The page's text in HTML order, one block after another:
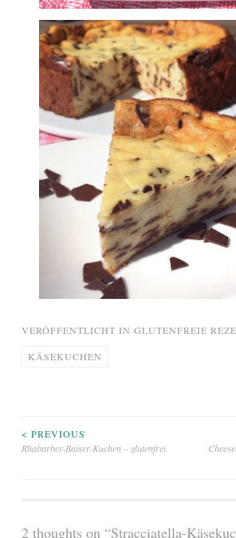
VERÖFFENTLICHT IN GLUTENFREIE
KÄSEKUCHEN
Beitragsnavigation
< PREVIOUS
Rhabarber-Baiser-Kuchen – glutenfrei
2 thoughts on “Stracciatella-